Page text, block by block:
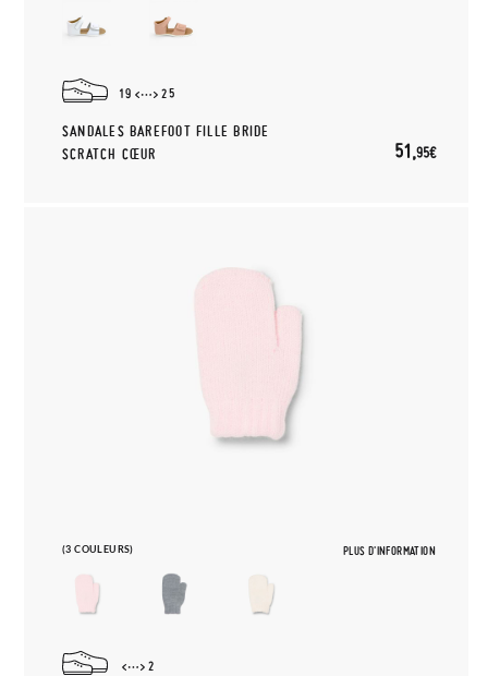
19 25
SANDALES BAREFOOT FILLE BRIDE
SCRATCH CŒUR
51,95€
(3 COULEURS) PLUS D'INFORMATION
2